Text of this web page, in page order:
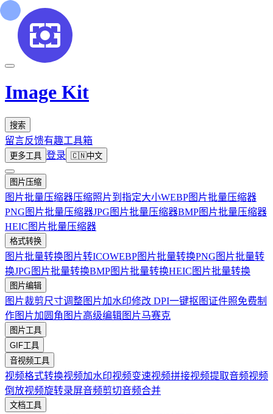
Image Kit
搜索
留言反馈有趣工具箱
更多工具 登录 🇨🇳中文
图片压缩
图片批量压缩器压缩照片到指定大小WEBP图片批量压缩器
PNG图片批量压缩器JPG图片批量压缩器BMP图片批量压缩器
HEIC图片批量压缩器
格式转换
图片批量转换图片转ICOWEBP图片批量转换PNG图片批量转
换JPG图片批量转换BMP图片批量转换HEIC图片批量转换
图片编辑
图片裁剪尺寸调整图片加水印修改 DPI一键抠图证件照免费制
作图片加圆角 图片高级编辑图片马赛克
图片工具
GIF工具
音视频工具
视频格式转换视频加水印视频变速视频拼接视频提取音频视频
倒放视频旋转录屏音频剪切音频合并
文档工具